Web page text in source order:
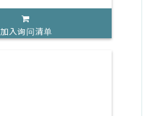
加入询问清单